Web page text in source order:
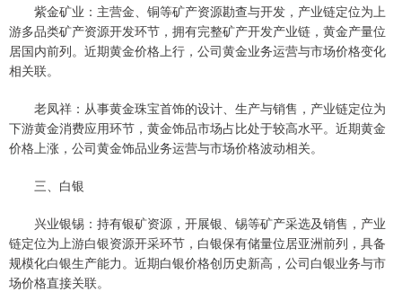
紫金矿业：主营金、铜等矿产资源勘查与开发，产业链定位为上
游多品类矿产资源开发环节，拥有完整矿产开发产业链，黄金产量位
居国内前列。近期黄金价格上行，公司黄金业务运营与市场价格变化
相关联。
老凤祥：从事黄金珠宝首饰的设计、生产与销售，产业链定位为
下游黄金消费应用环节，黄金饰品市场占比处于较高水平。近期黄金
价格上涨，公司黄金饰品业务运营与市场价格波动相关。
三、白银
兴业银锡：持有银矿资源，开展银、锡等矿产采选及销售，产业
链定位为上游白银资源开采环节，白银保有储量位居亚洲前列，具备
规模化白银生产能力。近期白银价格创历史新高，公司白银业务与市
场价格直接关联。